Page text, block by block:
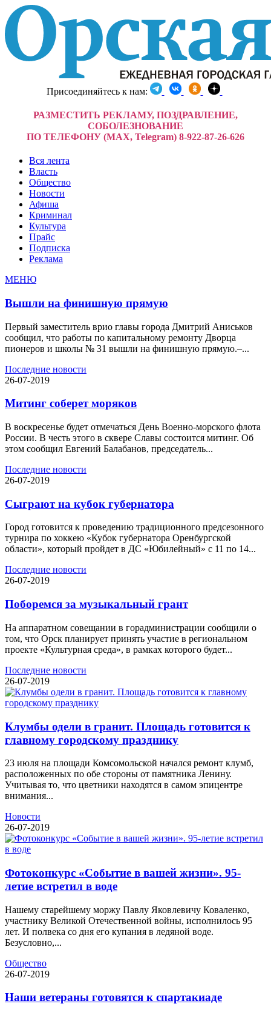
Присоединяйтесь к нам:
РАЗМЕСТИТЬ РЕКЛАМУ, ПОЗДРАВЛЕНИЕ,
СОБОЛЕЗНОВАНИЕ
ПО ТЕЛЕФОНУ (MAX, Telegram) 8-922-87-26-626
Вся лента
Власть
Общество
Новости
Афиша
Криминал
Культура
Прайс
Подписка
Реклама
МЕНЮ
Вышли на финишную прямую
Первый заместитель врио главы города Дмитрий Аниськов
сообщил, что работы по капитальному ремонту Дворца
пионеров и школы № 31 вышли на финишную прямую.–...
Последние новости
26-07-2019
Митинг соберет моряков
В воскресенье будет отмечаться День Военно-морского флота
России. В честь этого в сквере Славы состоится митинг. Об
этом сообщил Евгений Балабанов, председатель...
Последние новости
26-07-2019
Сыграют на кубок губернатора
Город готовится к проведению традиционного предсезонного
турнира по хоккею «Кубок губернатора Оренбургской
области», который пройдет в ДС «Юбилейный» с 11 по 14...
Последние новости
26-07-2019
Поборемся за музыкальный грант
На аппаратном совещании в горадминистрации сообщили о
том, что Орск планирует принять участие в региональном
проекте «Культурная среда», в рамках которого будет...
Последние новости
26-07-2019
Клумбы одели в гранит. Площадь готовится к
главному городскому празднику
23 июля на площади Комсомольской начался ремонт клумб,
расположенных по обе стороны от памятника Ленину.
Учитывая то, что цветники находятся в самом эпицентре
внимания...
Новости
26-07-2019
Фотоконкурс «Событие в вашей жизни». 95-
летие встретил в воде
Нашему старейшему моржу Павлу Яковлевичу Коваленко,
участнику Великой Отечественной войны, исполнилось 95
лет. И полвека со дня его купания в ледяной воде.
Безусловно,...
Общество
26-07-2019
Наши ветераны готовятся к спартакиаде